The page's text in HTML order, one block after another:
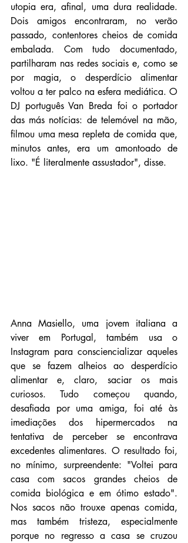
utopia era, afinal, uma dura realidade.
Dois amigos encontraram, no verão
passado, contentores cheios de comida
embalada. Com tudo documentado,
partilharam nas redes sociais e, como se
por magia, o desperdício alimentar
voltou a ter palco na esfera mediática. O
DJ português Van Breda foi o portador
das más notícias: de telemóvel na mão,
filmou uma mesa repleta de comida que,
minutos antes, era um amontoado de
lixo. "É literalmente assustador", disse.
Anna Masiello, uma jovem italiana a
viver em Portugal, também usa o
Instagram para consciencializar aqueles
que se fazem alheios ao desperdício
alimentar e, claro, saciar os mais
curiosos. Tudo começou quando,
desafiada por uma amiga, foi até às
imediações dos hipermercados na
tentativa de perceber se encontrava
excedentes alimentares. O resultado foi,
no mínimo, surpreendente: "Voltei para
casa com sacos grandes cheios de
comida biológica e em ótimo estado".
Nos sacos não trouxe apenas comida,
mas também tristeza, especialmente
porque no regresso a casa se cruzou